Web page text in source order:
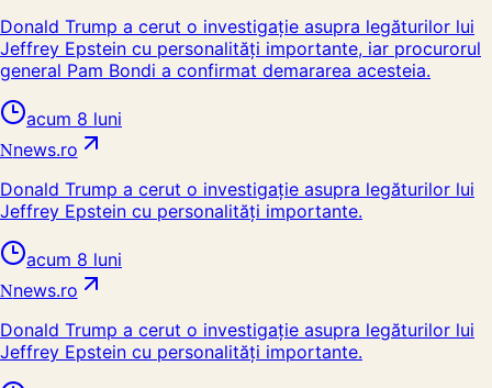
Donald Trump a cerut o investigație asupra legăturilor lui
Jeffrey Epstein cu personalități importante, iar procurorul
general Pam Bondi a confirmat demararea acesteia.
acum 8 luni
Nnews.ro
Donald Trump a cerut o investigație asupra legăturilor lui
Jeffrey Epstein cu personalități importante.
acum 8 luni
Nnews.ro
Donald Trump a cerut o investigație asupra legăturilor lui
Jeffrey Epstein cu personalități importante.